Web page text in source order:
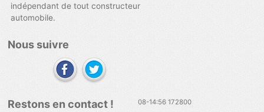
indépendant de tout constructeur
automobile.
Nous suivre
Restons en contact ! 08-14:56 172800